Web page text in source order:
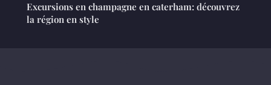
Excursions en champagne en caterham: découvrez
la région en style